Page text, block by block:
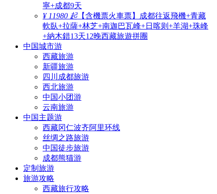
寧+成都9天
¥ 11980 起【含機票火車票】成都往返飛機+青藏
軟臥+拉薩+林芝+南迦巴瓦峰+日喀则+羊湖+珠峰
+納木錯13天12晚西藏旅遊拼團
中国城市游
西藏旅游
新疆旅游
四川成都旅游
西北旅游
中国小团游
云南旅游
中国主题游
西藏冈仁波齐阿里环线
丝绸之路旅游
中国徒步旅游
成都熊猫游
定制旅游
旅游攻略
西藏旅行攻略